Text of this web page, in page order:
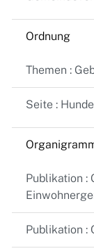
Ordnung
Themen :
Seite : Hunde
Publikation :
Publikation :